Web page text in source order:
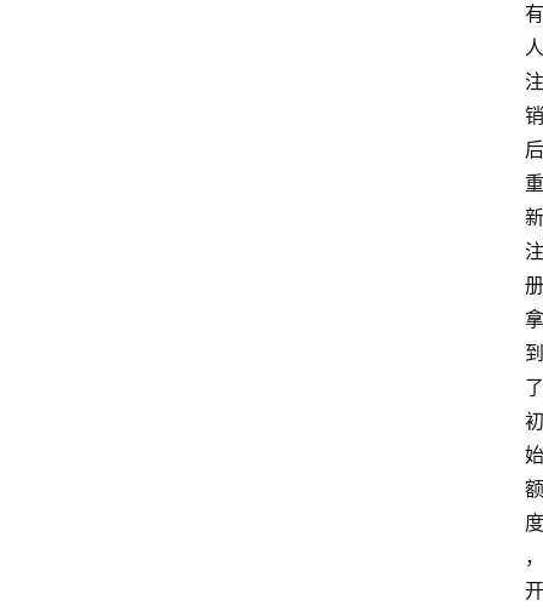
有
人
注
销
后
重
新
注
册
拿
到
了
初
始
额
度
，
开